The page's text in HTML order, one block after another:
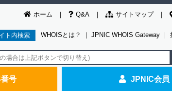
ホーム Q&A サイトマップ
ト内検索 WHOISとは？ ｜ JPNIC WHOIS Gateway ｜
号 JPNIC会員